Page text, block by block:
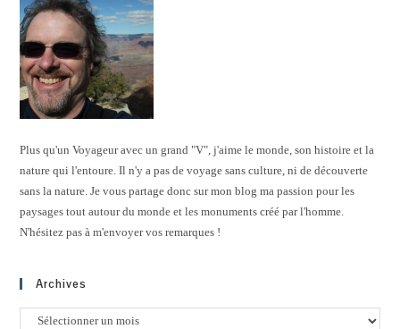
Plus qu'un Voyageur avec un grand "V", j'aime le monde, son histoire et la
nature qui l'entoure. Il n'y a pas de voyage sans culture, ni de découverte
sans la nature. Je vous partage donc sur mon blog ma passion pour les
paysages tout autour du monde et les monuments créé par l'homme.
N'hésitez pas à m'envoyer vos remarques !
Archives
Archives